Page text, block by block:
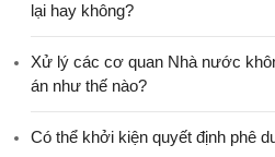
lại hay không?
Xử lý các cơ quan Nhà nước
án như thế nào?
Có thể khởi kiện quyết định phê